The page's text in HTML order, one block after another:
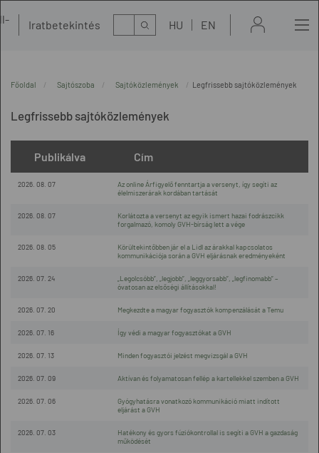
Iratbetekintés Kereső HU EN
Főoldal Sajtószoba Sajtóközlemények Legfrissebb sajtóközlemények
Legfrissebb sajtóközlemények
Publikálva Cím
2026. 08. 07
Az online Árfigyelő fenntartja a versenyt, így segíti az
élelmiszerárak kordában tartását
2026. 08. 07
Korlátozta a versenyt az egyik ismert hazai fodrászcikk
forgalmazó, komoly GVH-bírság lett a vége
2026. 08. 05
Körültekintőbben jár el a Lidl az árakkal kapcsolatos
kommunikációja során a GVH eljárásnak eredményeként
2026. 07. 24
„Legolcsóbb”, „legjobb”, „leggyorsabb”, „legfinomabb” –
óvatosan az elsőségi állításokkal!
2026. 07. 20 Megkezdte a magyar fogyasztók kompenzálását a Temu
2026. 07. 16 Így védi a magyar fogyasztókat a GVH
2026. 07. 13 Minden fogyasztói jelzést megvizsgál a GVH
2026. 07. 09 Aktívan és folyamatosan fellép a kartellekkel szemben a GVH
2026. 07. 06
Gyógyhatásra vonatkozó kommunikáció miatt indított
eljárást a GVH
2026. 07. 03
Hatékony és gyors fúziókontrollal is segíti a GVH a gazdaság
működését